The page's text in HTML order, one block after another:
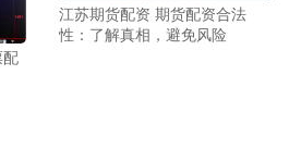
江苏期货配资 期货配资合法
性：了解真相，避免风险